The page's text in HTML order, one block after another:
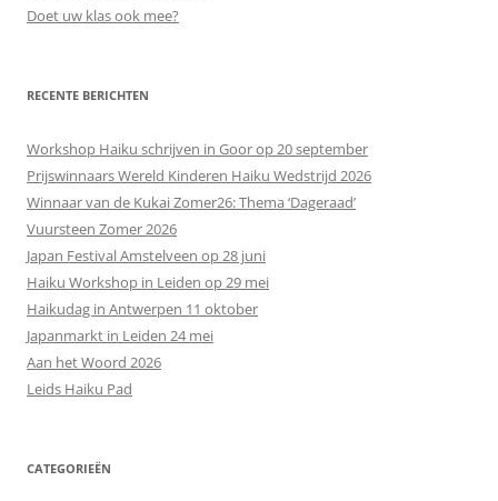
Doet uw klas ook mee?
RECENTE BERICHTEN
Workshop Haiku schrijven in Goor op 20 september
Prijswinnaars Wereld Kinderen Haiku Wedstrijd 2026
Winnaar van de Kukai Zomer26: Thema ‘Dageraad’
Vuursteen Zomer 2026
Japan Festival Amstelveen op 28 juni
Haiku Workshop in Leiden op 29 mei
Haikudag in Antwerpen 11 oktober
Japanmarkt in Leiden 24 mei
Aan het Woord 2026
Leids Haiku Pad
CATEGORIEËN